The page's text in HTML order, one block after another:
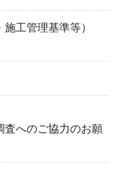
工管理基準等）
査へのご協力のお願